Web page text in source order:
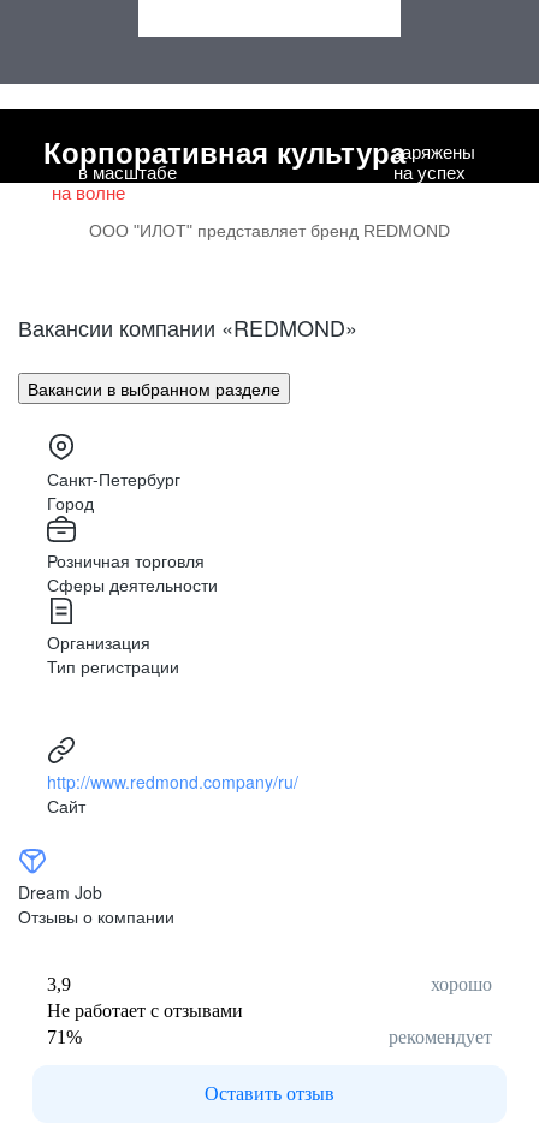
Корпоративная культура
на волне
в масштабе
заряжены
на успех
ООО "ИЛОТ" представляет бренд REDMOND
Вакансии компании «REDMOND»
Вакансии в выбранном разделе
Санкт-Петербург
Город
Розничная торговля
Сферы деятельности
Организация
Тип регистрации
http://www.redmond.company/ru/
Сайт
Dream Job
Отзывы о компании
3,9
хорошо
Не работает с отзывами
71% рекомендует
Оставить отзыв